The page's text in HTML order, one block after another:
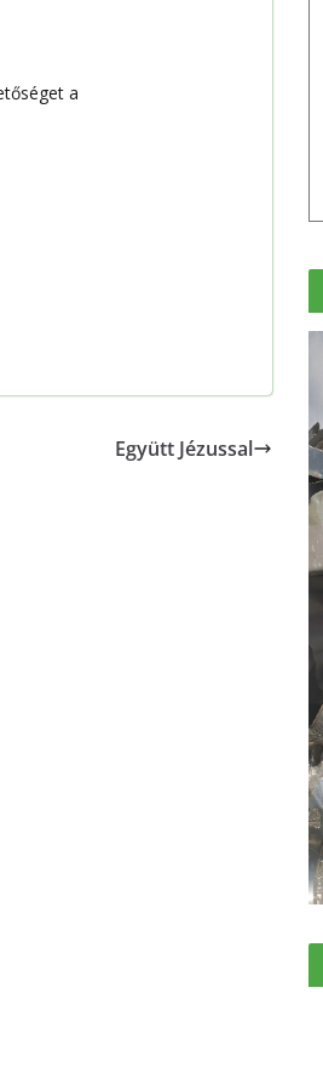
a
Együtt Jézussal